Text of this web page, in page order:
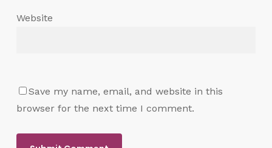
Website
Save my name, email, and website in this
browser for the next time I comment.